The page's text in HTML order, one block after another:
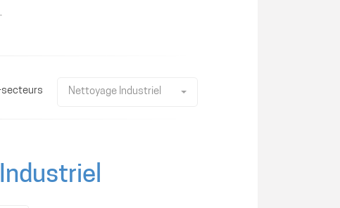
secteurs Nettoyage Industriel